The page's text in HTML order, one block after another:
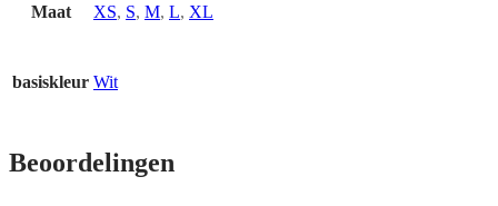
Maat XS, S, M, L, XL
basiskleur Wit
Beoordelingen